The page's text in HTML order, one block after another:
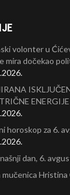
volonter u
mira dočekao
horoskop za 6.
dan, 6.
mučenica Hristina